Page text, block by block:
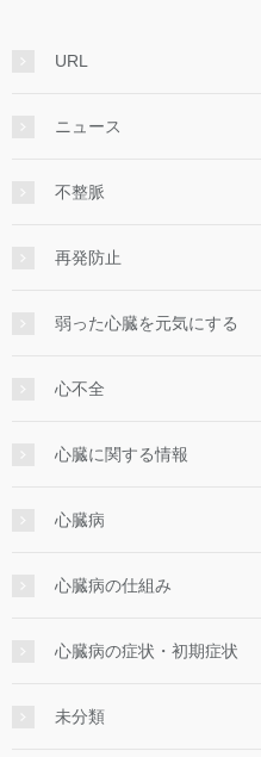
URL
ニュース
不整脈
再発防止
弱った心臓を元気にする
心不全
心臓に関する情報
心臓病
心臓病の仕組み
心臓病の症状・初期症状
未分類